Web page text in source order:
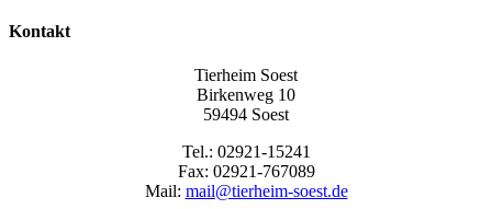
Kontakt
Tierheim Soest
Birkenweg 10
59494 Soest
Tel.: 02921-15241
Fax: 02921-767089
Mail: mail@tierheim-soest.de